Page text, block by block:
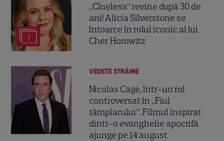
7
„Clueless” revine după 30 de
ani! Alicia Silverstone se
întoarce în rolul iconic al lui
Cher Horowitz
VEDETE STRĂINE
Nicolas Cage, într-un rol
controversat în „Fiul
tâmplarului”. Filmul inspirat
dintr-o evanghelie apocrifă
ajunge pe 14 august